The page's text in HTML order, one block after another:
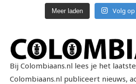
Meer laden Volg
Bij Colombiaans.nl lees je het
Colombiaans.nl publiceert nieuws,